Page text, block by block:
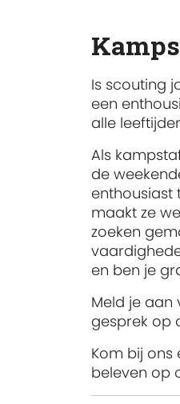
Is scouting
een
alle
Als
de
enthousiast
maakt ze
zoeken
en ben je
Meld je aan
gesprek op
Kom bij
beleven op